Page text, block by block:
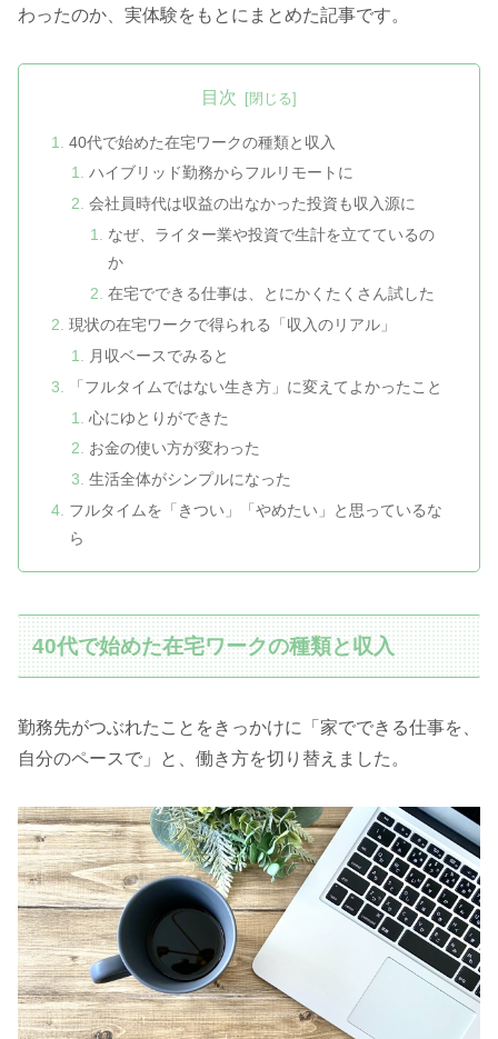
わったのか、実体験をもとにまとめた記事です。
目次
40代で始めた在宅ワークの種類と収入
ハイブリッド勤務からフルリモートに
会社員時代は収益の出なかった投資も収入源に
なぜ、ライター業や投資で生計を立てているの
か
在宅でできる仕事は、とにかくたくさん試した
現状の在宅ワークで得られる「収入のリアル」
月収ベースでみると
「フルタイムではない生き方」に変えてよかったこと
心にゆとりができた
お金の使い方が変わった
生活全体がシンプルになった
フルタイムを「きつい」「やめたい」と思っているな
ら
40代で始めた在宅ワークの種類と収入
勤務先がつぶれたことをきっかけに「家でできる仕事を、
自分のペースで」と、働き方を切り替えました。